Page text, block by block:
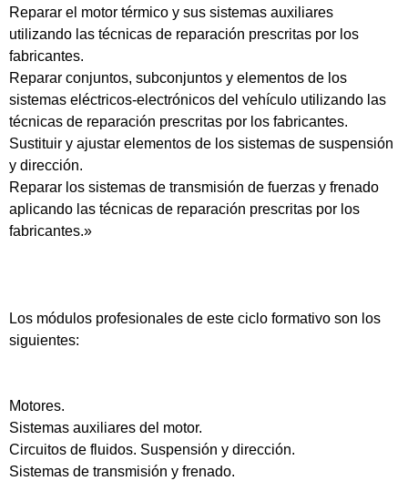
Reparar el motor térmico y sus sistemas auxiliares
utilizando las técnicas de reparación prescritas por los
fabricantes.
Reparar conjuntos, subconjuntos y elementos de los
sistemas eléctricos-electrónicos del vehículo utilizando las
técnicas de reparación prescritas por los fabricantes.
Sustituir y ajustar elementos de los sistemas de suspensión
y dirección.
Reparar los sistemas de transmisión de fuerzas y frenado
aplicando las técnicas de reparación prescritas por los
fabricantes.»
Los módulos profesionales de este ciclo formativo son los
siguientes:
Motores.
Sistemas auxiliares del motor.
Circuitos de fluidos. Suspensión y dirección.
Sistemas de transmisión y frenado.